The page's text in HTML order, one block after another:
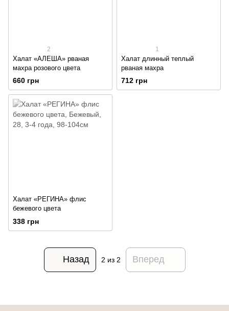
2
Халат «АЛЕША» рваная
махра розового цвета
660 грн
1
Халат длинный теплый
рваная махра
712 грн
Халат «РЕГИНА» флис
бежевого цвета
338 грн
Назад 2 из 2 Вперед